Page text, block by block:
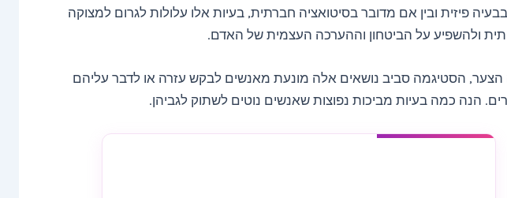
פיזית ובין אם מדובר בסיטואציה חברתית, בעיות אלו עלולות לגרום למצוקה
ולהשפיע על הביטחון וההערכה העצמית של האדם.
הסטיגמה סביב נושאים אלה מונעת מאנשים לבקש עזרה או לדבר עליהם
הנה כמה בעיות מביכות נפוצות שאנשים נוטים לשתוק לגביהן.